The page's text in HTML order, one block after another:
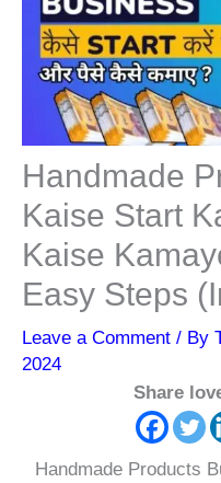
Handmade
Kaise Start
Kaise
Easy Steps
Leave a Comment / By
2024
Share
Handmade Products